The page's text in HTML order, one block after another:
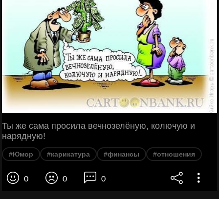
Ты же сама просила вечнозелёную, колючую и
нарядную!
#Юмор #карикатура #финансы #отношения
0 0 0